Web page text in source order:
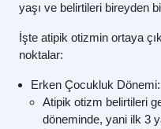
yaşı ve belirtileri bireyden
İşte atipik otizmin ortaya
noktalar:
Erken Çocukluk Dönemi:
Atipik otizm belirtileri
döneminde, yani ilk 3